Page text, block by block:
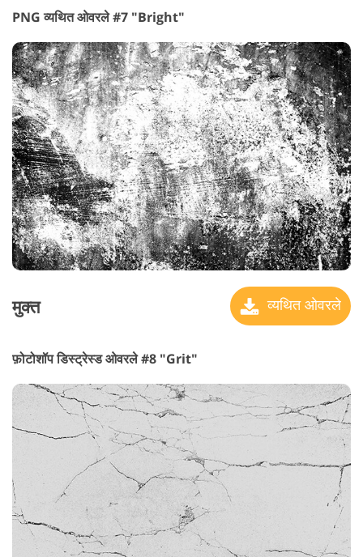
PNG व्यथित ओवरले #7 "Bright"
मुक्त व्यथित ओवरले
फ़ोटोशॉप डिस्ट्रेस्ड ओवरले #8 "Grit"